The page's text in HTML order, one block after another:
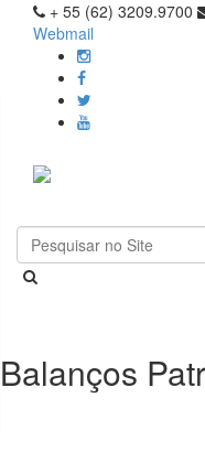
+ 55 (62) 3209.9700
Webmail
Balanços